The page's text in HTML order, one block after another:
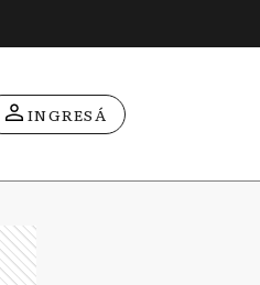
INGRESÁ